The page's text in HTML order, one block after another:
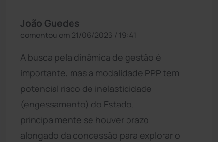
João Guedes
comentou em 21/06/2026 / 19:41
A busca pela dinâmica de gestão é
importante, mas a modalidade PPP tem
potencial risco de inelasticidade
(engessamento) do Estado,
principalmente se houver prazo
alongado da concessão para explorar o